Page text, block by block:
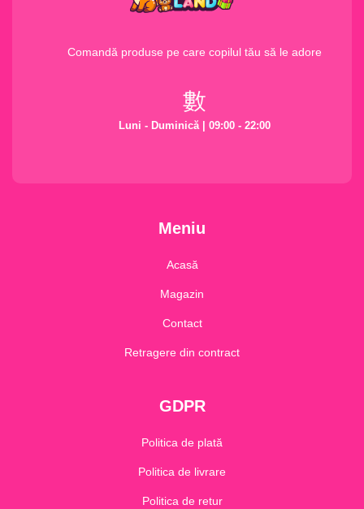
Comandă produse pe care copilul tău să le adore
Luni - Duminică | 09:00 - 22:00
Meniu
Acasă
Magazin
Contact
Retragere din contract
GDPR
Politica de plată
Politica de livrare
Politica de retur